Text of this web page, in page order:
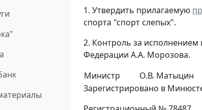
1. Утвердить прилагаемую
спорта "спорт слепых".
2. Контроль за исполнением
Федерации А.А. Морозова.
Министр
О.В. Матыцин
Зарегистрировано в